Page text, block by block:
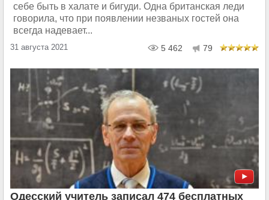
себе быть в халате и бигуди. Одна британская леди
говорила, что при появлении незваных гостей она
всегда надевает...
31 августа 2021 5 462 79
Одесский учитель записал 474 бесплатных